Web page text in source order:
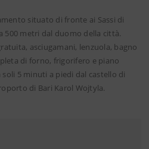
situato di fronte ai Sassi di
500 metri dal duomo della città.
asciugamani, lenzuola, bagno
di forno, frigorifero e piano
5 minuti a piedi dal castello di
di Bari Karol Wojtyla.